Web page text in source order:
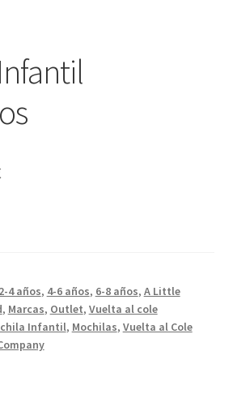
El
15,00 €.
2-4 años, 4-6 años, 6-8 años, A Little
, Marcas, Outlet, Vuelta al cole
Infantil, Mochilas, Vuelta al Cole